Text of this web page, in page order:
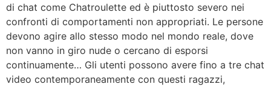
di chat come Chatroulette ed è piuttosto severo nei
confronti di comportamenti non appropriati. Le persone
devono agire allo stesso modo nel mondo reale, dove
non vanno in giro nude o cercano di esporsi
continuamente… Gli utenti possono avere fino a tre chat
video contemporaneamente con questi ragazzi,